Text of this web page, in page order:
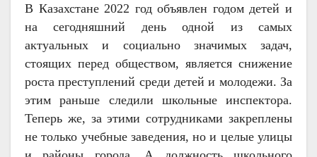
В Казахстане 2022 год объявлен годом детей и
на сегодняшний день одной из самых
актуальных и социально значимых задач,
стоящих перед обществом, является снижение
роста преступлений среди детей и молодежи. За
этим раньше следили школьные инспектора.
Теперь же, за этими сотрудниками закреплены
не только учебные заведения, но и целые улицы